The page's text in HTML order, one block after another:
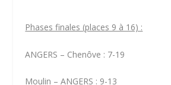
Phases finales (places 9 à 16) :
ANGERS – Chenôve : 7-19
Moulin – ANGERS : 9-13